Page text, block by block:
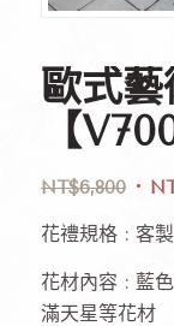
歐式藝
【
NT$6,800
花禮規格 : 客
花材內容 : 藍
滿天星等花材